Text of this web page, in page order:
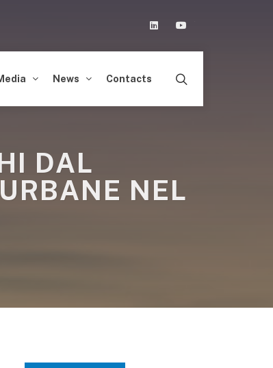
Linkedin
News Contacts
DAL
NEL